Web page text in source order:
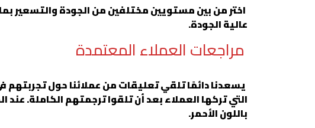
اختر من بين مستويين مختلفين من الجودة والتسعير
عالية الجودة.
مراجعات العملاء المعتمدة
يسعدنا دائمًا تلقي تعليقات من عملائنا حول تجربتهم
باللون الأحمر.